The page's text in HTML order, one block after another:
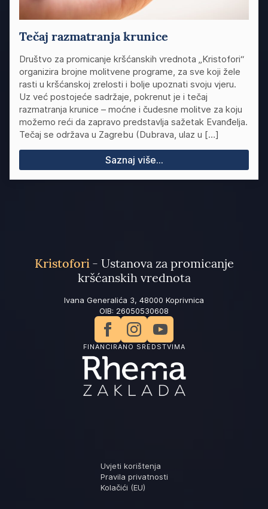
Tečaj razmatranja krunice
Društvo za promicanje kršćanskih vrednota „Kristofori“
organizira brojne molitvene programe, za sve koji žele
rasti u kršćanskoj zrelosti i bolje upoznati svoju vjeru.
Uz već postojeće sadržaje, pokrenut je i tečaj
razmatranja krunice – moćne i čudesne molitve za koju
možemo reći da zapravo predstavlja sažetak Evanđelja.
Tečaj se održava u Zagrebu (Dubrava, ulaz u […]
Saznaj više...
Kristofori - Ustanova za promicanje
kršćanskih vrednota
Ivana Generalića 3, 48000 Koprivnica
OIB: 26050530608
FINANCIRANO SREDSTVIMA
Uvjeti korištenja
Pravila privatnosti
Kolačići (EU)